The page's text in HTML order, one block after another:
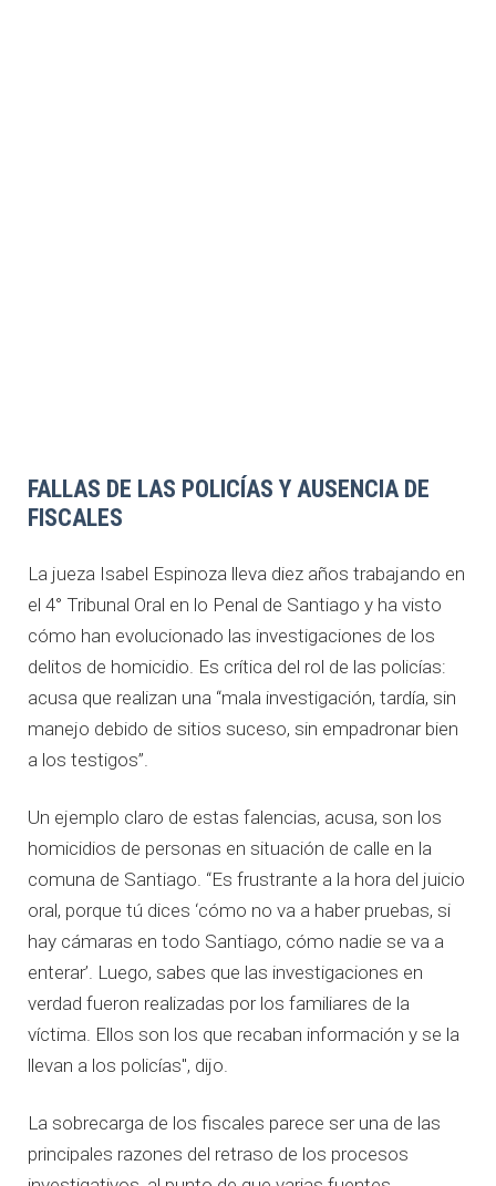
FALLAS DE LAS POLICÍAS Y AUSENCIA DE
FISCALES
La jueza Isabel Espinoza lleva diez años trabajando en
el 4° Tribunal Oral en lo Penal de Santiago y ha visto
cómo han evolucionado las investigaciones de los
delitos de homicidio. Es crítica del rol de las policías:
acusa que realizan una “mala investigación, tardía, sin
manejo debido de sitios suceso, sin empadronar bien
a los testigos”.
Un ejemplo claro de estas falencias, acusa, son los
homicidios de personas en situación de calle en la
comuna de Santiago. “Es frustrante a la hora del juicio
oral, porque tú dices ‘cómo no va a haber pruebas, si
hay cámaras en todo Santiago, cómo nadie se va a
enterar’. Luego, sabes que las investigaciones en
verdad fueron realizadas por los familiares de la
víctima. Ellos son los que recaban información y se la
llevan a los policías", dijo.
La sobrecarga de los fiscales parece ser una de las
principales razones del retraso de los procesos